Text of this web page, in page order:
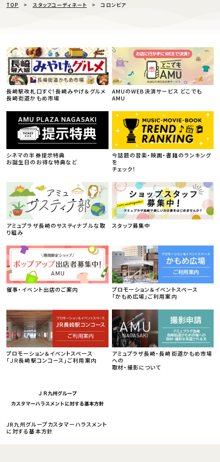
TOP スタッフコーディネート コロンビア
長崎駅改札口すぐ！長崎みやげ＆グルメ
長崎街道かもめ市場
AMUのWEB決済サービス どこでも
AMU
シネマの半券提示特典
お誕生日のお得な特典など
今話題の音楽・映画・書籍のランキング
を
チェック！
アミュプラザ長崎のサスティナブルな取
り組み
スタッフ募集中
催事・イベント出店のご案内
プロモーション＆イベントスペース
「かもめ広場」ご利用案内
プロモーション＆イベントスペース
「ＪＲ長崎駅コンコース」ご利用案内
アミュプラザ長崎・長崎街道かもめ市場
への
取材・撮影について
JR九州グループカスタマーハラスメント
に対する基本方針